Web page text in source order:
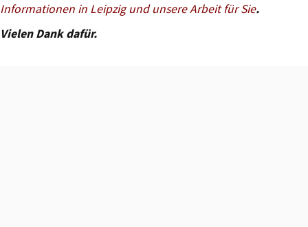
Informationen in Leipzig und unsere Arbeit für Sie.
Vielen Dank dafür.